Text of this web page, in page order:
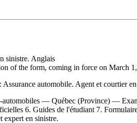
sinistre. Anglais
of the form, coming in force on March
Assurance automobile. Agent et courtier
— Québec (Province) —
6. Guides de l'étudiant 7.
expert en sinistre.